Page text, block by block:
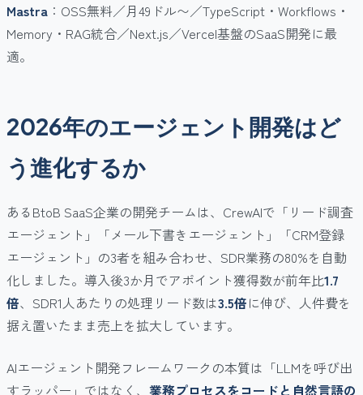
Mastra ：OSS無料／月49ドル〜／TypeScript・Workflows・
Memory・RAG統合／Next.js／Vercel基盤のSaaS開発に最
適。
2026年のエージェント開発はど
う進化するか
あるBtoB SaaS企業の開発チームは、CrewAIで「リード調査
エージェント」「メール下書きエージェント」「CRM登録
エージェント」の3者を組み合わせ、SDR業務の80%を自動
化しました。導入後3か月でアポイント獲得数が前年比1.7
倍、SDR1人あたりの処理リード数は3.5倍に伸び、人件費を
据え置いたまま売上を拡大しています。
AIエージェント開発フレームワークの本質は「LLMを呼び出
すラッパー」ではなく、 業務プロセスをコードと自然言語の